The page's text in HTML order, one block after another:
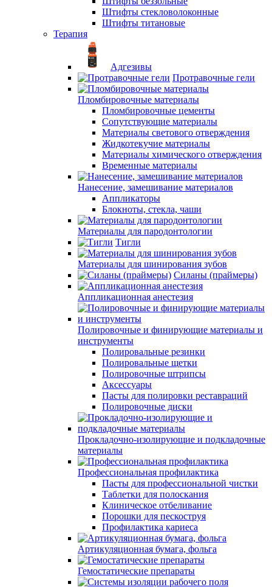
Штифты стекловолоконные
Штифты титановые
Терапия
Адгезивы
Протравочные гели
Пломбировочные материалы
Пломбировочные цементы
Сопутствующие материалы
Материалы светового отверждения
Жидкотекучие материалы
Материалы химического отверждения
Временные материалы
Нанесение, замешивание материалов
Аппликаторы
Блокноты, стекла, чаши
Материалы для пародонтологии
Тигли
Материалы для шинирования зубов
Силаны (праймеры)
Аппликационная анестезия
Полировочные и финирующие материалы и
инструменты
Полировальные резинки
Полировальные щетки
Полировочные штрипсы
Аксессуары
Пасты для полировки реставраций
Полировочные диски
Прокладочно-изолирующие и подкладочные
материалы
Профессиональная профилактика
Пасты для профессиональной чистки
Таблетки для полоскания
Клиническое отбеливание
Порошки для пескоструя
Профилактика кариеса
Артикуляционная бумага, фольга
Гемостатические препараты